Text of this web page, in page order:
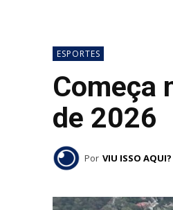
ESPORTES
Começa
de 2026
Por VIU ISSO AQUI?